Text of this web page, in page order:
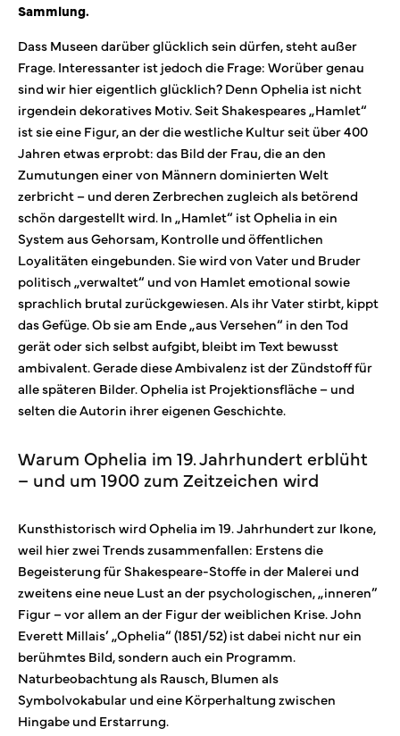
Sammlung.
Dass Museen darüber glücklich sein dürfen, steht außer
Frage. Interessanter ist jedoch die Frage: Worüber genau
sind wir hier eigentlich glücklich? Denn Ophelia ist nicht
irgendein dekoratives Motiv. Seit Shakespeares „Hamlet“
ist sie eine Figur, an der die westliche Kultur seit über 400
Jahren etwas erprobt: das Bild der Frau, die an den
Zumutungen einer von Männern dominierten Welt
zerbricht – und deren Zerbrechen zugleich als betörend
schön dargestellt wird. In „Hamlet“ ist Ophelia in ein
System aus Gehorsam, Kontrolle und öffentlichen
Loyalitäten eingebunden. Sie wird von Vater und Bruder
politisch „verwaltet“ und von Hamlet emotional sowie
sprachlich brutal zurückgewiesen. Als ihr Vater stirbt, kippt
das Gefüge. Ob sie am Ende „aus Versehen“ in den Tod
gerät oder sich selbst aufgibt, bleibt im Text bewusst
ambivalent. Gerade diese Ambivalenz ist der Zündstoff für
alle späteren Bilder. Ophelia ist Projektionsfläche – und
selten die Autorin ihrer eigenen Geschichte.
Warum Ophelia im 19. Jahrhundert erblüht
– und um 1900 zum Zeitzeichen wird
Kunsthistorisch wird Ophelia im 19. Jahrhundert zur Ikone,
weil hier zwei Trends zusammenfallen: Erstens die
Begeisterung für Shakespeare-Stoffe in der Malerei und
zweitens eine neue Lust an der psychologischen, „inneren”
Figur – vor allem an der Figur der weiblichen Krise. John
Everett Millais’ „Ophelia“ (1851/52) ist dabei nicht nur ein
berühmtes Bild, sondern auch ein Programm.
Naturbeobachtung als Rausch, Blumen als
Symbolvokabular und eine Körperhaltung zwischen
Hingabe und Erstarrung.